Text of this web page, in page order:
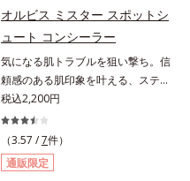
す。むやみに隠すのではなくふわり
アのW効果で軽やかな美肌を印象づ
けます。紫外線吸収剤フリーなのに
高SPF値、さらにスキンプロテクト
複合成分(*3)が、ブルーライト、紫
外線、大気中の微粒子汚れなどの外
的ダメージから肌表面をガードしま
す。【カバー効果】保湿性凹凸カバ
オルビス ミスター スポットシ
ュート コンシーラー
気になる肌トラブルを狙い撃ち。信
頼感のある肌印象を叶える、スティ
ックコンシーラー。自然な仕上がり
とカバー力を両立させた、スティッ
ク状のコンシーラーです。「6mm
口径スポットシューター設計」で、
まるでバスケのシュートを決めるよ
税込2,200円
（3.57 /7件）
通販限定